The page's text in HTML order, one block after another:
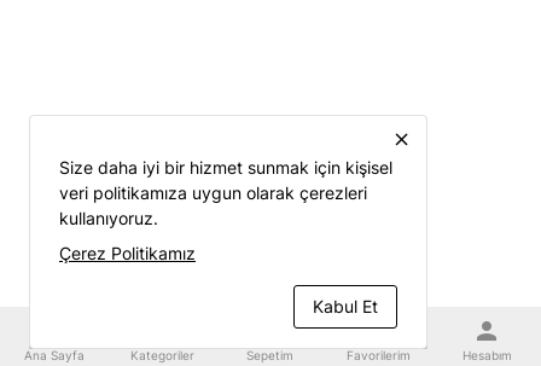
Ana Sayfa Kategoriler Sepetim
favorite
Favorilerim
person
Hesabım
close
Size daha iyi bir hizmet sunmak için kişisel
veri politikamıza uygun olarak çerezleri
kullanıyoruz.
Çerez Politikamız
Kabul Et